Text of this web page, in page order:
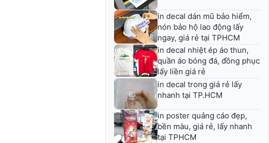
in decal dán mũ bảo hiểm,
nón bảo hộ lao động lấy
ngay, giá rẻ tại TPHCM
in decal nhiệt ép áo thun,
quần áo bóng đá, đồng phục
lấy liền giá rẻ
in decal trong giá rẻ lấy
nhanh tại TP.HCM
in poster quảng cáo đẹp,
bền màu, giá rẻ, lấy nhanh
tại TPHCM